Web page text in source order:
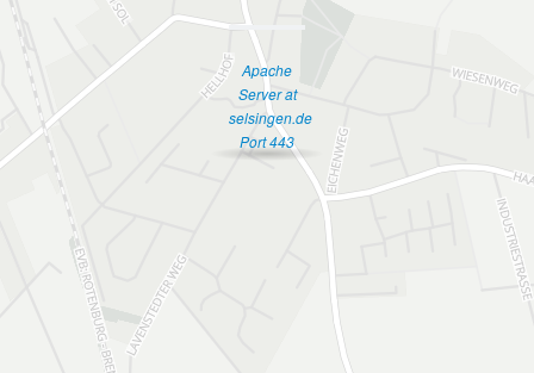
Apache
Server at
selsingen.de
Port 443